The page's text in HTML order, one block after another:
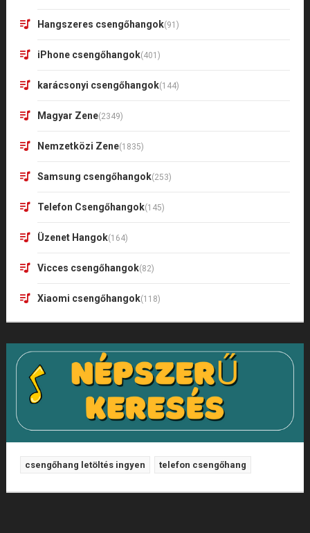
Hangszeres csengőhangok(91)
iPhone csengőhangok(401)
karácsonyi csengőhangok(144)
Magyar Zene(2349)
Nemzetközi Zene(1835)
Samsung csengőhangok(253)
Telefon Csengőhangok(145)
Üzenet Hangok(164)
Vicces csengőhangok(82)
Xiaomi csengőhangok(118)
csengőhang letöltés ingyen telefon csengőhang